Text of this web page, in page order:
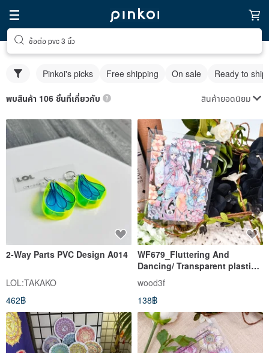
ข้อต่อ pvc 3 นิ้ว
Pinkoi's picks Free shipping On sale Ready to ship
พบสินค้า 106 ชิ้นที่เกี่ยวกับ สินค้ายอดนิยม
2-Way Parts PVC Design A014
LOL:TAKAKO
462฿
WF679_Fluttering And
Dancing/ Transparent plastic
wood3f
138฿